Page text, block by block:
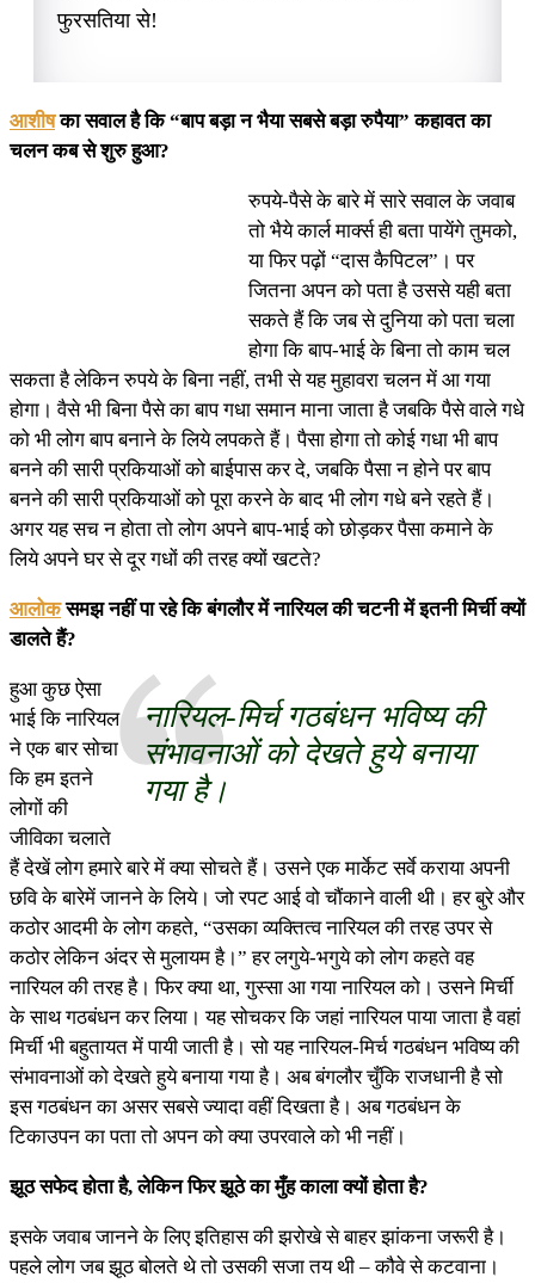
फुरसतिया से!
आशीषका सवाल है कि “बाप बड़ा न भैया सबसे बड़ा रुपैया” कहावत का
चलन कब से शुरु हुआ?
रुपये-पैसे के बारे में सारे सवाल के जवाब
तो भैये कार्ल मार्क्स ही बता पायेंगे तुमको,
या फिर पढ़ों “दास कैपिटल”। पर
जितना अपन को पता है उससे यही बता
सकते हैं कि जब से दुनिया को पता चला
होगा कि बाप-भाई के बिना तो काम चल
सकता है लेकिन रुपये के बिना नहीं, तभी से यह मुहावरा चलन में आ गया
होगा। वैसे भी बिना पैसे का बाप गधा समान माना जाता है जबकि पैसे वाले गधे
को भी लोग बाप बनाने के लिये लपकते हैं। पैसा होगा तो कोई गधा भी बाप
बनने की सारी प्रकियाओं को बाईपास कर दे, जबकि पैसा न होने पर बाप
बनने की सारी प्रकियाओं को पूरा करने के बाद भी लोग गधे बने रहते हैं।
अगर यह सच न होता तो लोग अपने बाप-भाई को छोड़कर पैसा कमाने के
लिये अपने घर से दूर गधों की तरह क्यों खटते?
आलोकसमझ नहीं पा रहे कि बंगलौर में नारियल की चटनी में इतनी मिर्ची क्यों
डालते हैं?
नारियल-मिर्च गठबंधन भविष्य की
संभावनाओं को देखते हुये बनाया
गया है।
हुआ कुछ ऐसा
भाई कि नारियल
ने एक बार सोचा
कि हम इतने
लोगों की
जीविका चलाते
हैं देखें लोग हमारे बारे में क्या सोचते हैं। उसने एक मार्केट सर्वे कराया अपनी
छवि के बारेमें जानने के लिये। जो रपट आई वो चौंकाने वाली थी। हर बुरे और
कठोर आदमी के लोग कहते, “उसका व्यक्तित्व नारियल की तरह उपर से
कठोर लेकिन अंदर से मुलायम है।” हर लगुये-भगुये को लोग कहते वह
नारियल की तरह है। फिर क्या था, गुस्सा आ गया नारियल को। उसने मिर्ची
के साथ गठबंधन कर लिया। यह सोचकर कि जहां नारियल पाया जाता है वहां
मिर्ची भी बहुतायत में पायी जाती है। सो यह नारियल-मिर्च गठबंधन भविष्य की
संभावनाओं को देखते हुये बनाया गया है। अब बंगलौर चुँकि राजधानी है सो
इस गठबंधन का असर सबसे ज्यादा वहीं दिखता है। अब गठबंधन के
टिकाउपन का पता तो अपन को क्या उपरवाले को भी नहीं।
झूठ सफेद होता है, लेकिन फिर झूठे का मुँह काला क्यों होता है?
इसके जवाब जानने के लिए इतिहास की झरोखे से बाहर झांकना जरूरी है।
पहले लोग जब झूठ बोलते थे तो उसकी सजा तय थी – कौवे से कटवाना।